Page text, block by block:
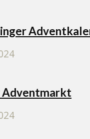
Adventmarkt